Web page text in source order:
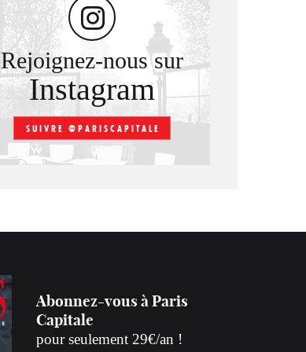
Rejoignez-nous sur
Instagram
SUIVRE @PARISCAPITALE
Abonnez-vous à Paris
Capitale
pour seulement 29€/an !